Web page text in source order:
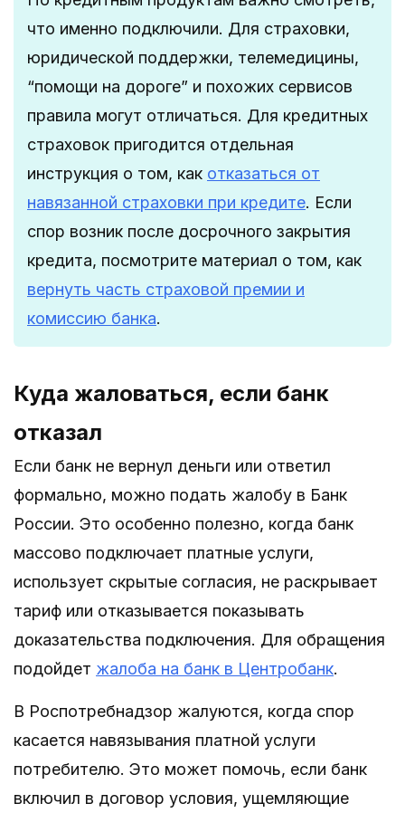
что именно подключили. Для страховки,
юридической поддержки, телемедицины,
“помощи на дороге” и похожих сервисов
правила могут отличаться. Для кредитных
страховок пригодится отдельная
инструкция о том, как отказаться от
навязанной страховки при кредите. Если
спор возник после досрочного закрытия
кредита, посмотрите материал о том, как
вернуть часть страховой премии и
комиссию банка.
Куда жаловаться, если банк
отказал
Если банк не вернул деньги или ответил
формально, можно подать жалобу в Банк
России. Это особенно полезно, когда банк
массово подключает платные услуги,
использует скрытые согласия, не раскрывает
тариф или отказывается показывать
доказательства подключения. Для обращения
подойдет жалоба на банк в Центробанк.
В Роспотребнадзор жалуются, когда спор
касается навязывания платной услуги
потребителю. Это может помочь, если банк
включил в договор условия, ущемляющие